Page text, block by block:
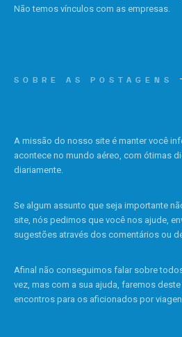
Não temos vínculos com as empresas.
SOBRE AS POSTAGENS
A missão do nosso site é manter você
acontece no mundo aéreo, com ótimas
diariamente.
Se algum assunto que seja importante
site, nós pedimos que você nos ajude,
sugestões através dos comentários ou
Afinal não conseguimos falar sobre
vez, mas com a sua ajuda, faremos
encontros para os aficionados por